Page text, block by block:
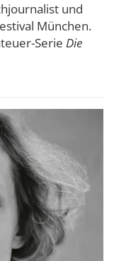
und
München.
Serie Die